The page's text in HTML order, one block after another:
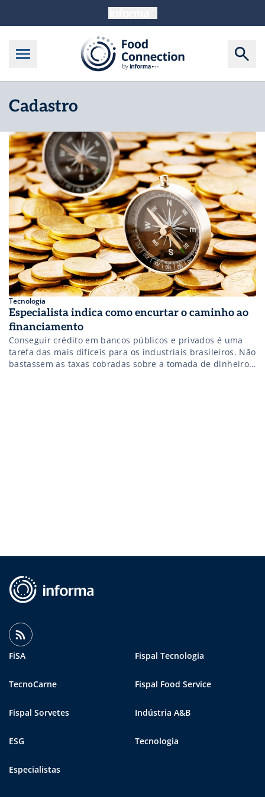
Cadastro
Tecnologia
Especialista indica como encurtar o caminho ao
financiamento
Conseguir crédito em bancos públicos e privados é uma
tarefa das mais difíceis para os industriais brasileiros. Não
bastassem as taxas cobradas sobre a tomada de dinheiro,
FiSA Fispal Tecnologia
TecnoCarne Fispal Food Service
Fispal Sorvetes Indústria A&B
ESG Tecnologia
Especialistas